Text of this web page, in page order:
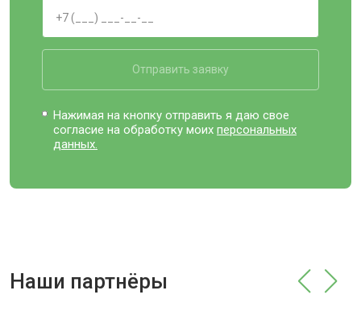
Отправить заявку
Нажимая на кнопку отправить я даю свое
согласие на обработку моихперсональных
данных.
Наши партнёры